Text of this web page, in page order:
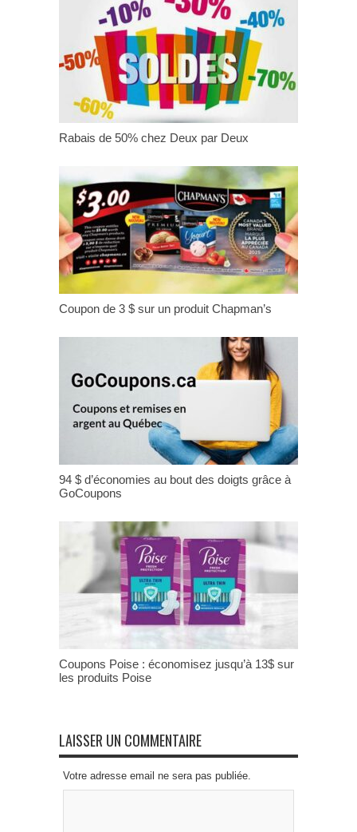
Rabais de 50% chez Deux par Deux
Coupon de 3 $ sur un produit Chapman’s
94 $ d’économies au bout des doigts grâce à
GoCoupons
Coupons Poise : économisez jusqu’à 13$ sur
les produits Poise
LAISSER UN COMMENTAIRE
Votre adresse email ne sera pas publiée.